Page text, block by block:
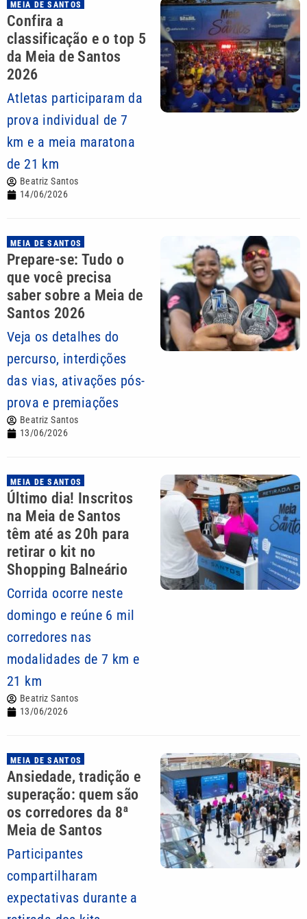
MEIA DE SANTOS
Confira a
classificação e o top 5
da Meia de Santos
2026
Atletas participaram da
prova individual de 7
km e a meia maratona
de 21 km
Beatriz Santos
14/06/2026
MEIA DE SANTOS
Prepare-se: Tudo o
que você precisa
saber sobre a Meia de
Santos 2026
Veja os detalhes do
percurso, interdições
das vias, ativações pós-
prova e premiações
Beatriz Santos
13/06/2026
MEIA DE SANTOS
Último dia! Inscritos
na Meia de Santos
têm até as 20h para
retirar o kit no
Shopping Balneário
Corrida ocorre neste
domingo e reúne 6 mil
corredores nas
modalidades de 7 km e
21 km
Beatriz Santos
13/06/2026
MEIA DE SANTOS
Ansiedade, tradição e
superação: quem são
os corredores da 8ª
Meia de Santos
Participantes
compartilharam
expectativas durante a